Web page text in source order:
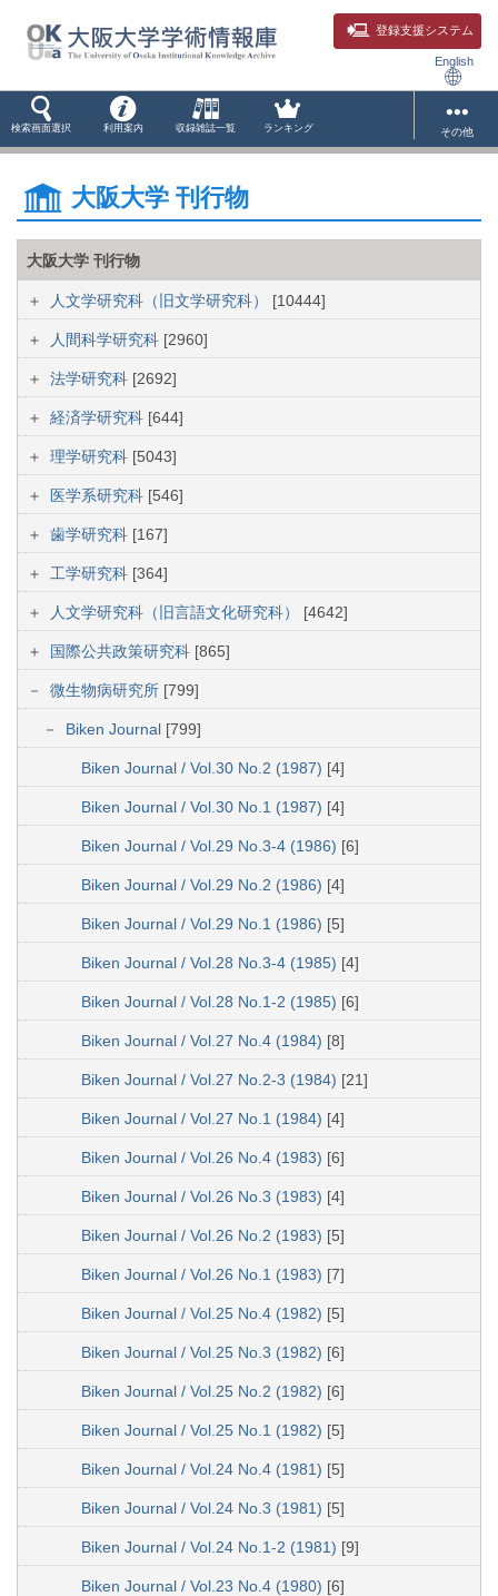
登録支援システム
English
検索画面選択 利用案内 収録雑誌一覧 ランキング その他
大阪大学 刊行物
大阪大学 刊行物
人文学研究科（旧文学研究科） [10444]
人間科学研究科 [2960]
法学研究科 [2692]
経済学研究科 [644]
理学研究科 [5043]
医学系研究科 [546]
歯学研究科 [167]
工学研究科 [364]
人文学研究科（旧言語文化研究科） [4642]
国際公共政策研究科 [865]
微生物病研究所 [799]
Biken Journal [799]
Biken Journal / Vol.30 No.2 (1987) [4]
Biken Journal / Vol.30 No.1 (1987) [4]
Biken Journal / Vol.29 No.3-4 (1986) [6]
Biken Journal / Vol.29 No.2 (1986) [4]
Biken Journal / Vol.29 No.1 (1986) [5]
Biken Journal / Vol.28 No.3-4 (1985) [4]
Biken Journal / Vol.28 No.1-2 (1985) [6]
Biken Journal / Vol.27 No.4 (1984) [8]
Biken Journal / Vol.27 No.2-3 (1984) [21]
Biken Journal / Vol.27 No.1 (1984) [4]
Biken Journal / Vol.26 No.4 (1983) [6]
Biken Journal / Vol.26 No.3 (1983) [4]
Biken Journal / Vol.26 No.2 (1983) [5]
Biken Journal / Vol.26 No.1 (1983) [7]
Biken Journal / Vol.25 No.4 (1982) [5]
Biken Journal / Vol.25 No.3 (1982) [6]
Biken Journal / Vol.25 No.2 (1982) [6]
Biken Journal / Vol.25 No.1 (1982) [5]
Biken Journal / Vol.24 No.4 (1981) [5]
Biken Journal / Vol.24 No.3 (1981) [5]
Biken Journal / Vol.24 No.1-2 (1981) [9]
Biken Journal / Vol.23 No.4 (1980) [6]